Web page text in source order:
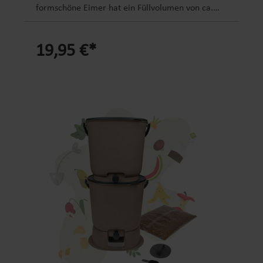
BESCHLEUNIGTER KOMPOSTIERVORGANG:
Effektive Mikroorganismen (EM) zersetzen schnell
Unser Bokashi Ferment reduziert bei der
Fermentation unangenehme Gerüche. Du kannst
damit Deinen Bokashi Eimer in der Küche stehen
lassen, ohne Sorge vor lästigen Fruchtfliegen
VERHINDERT SCHIMMELBILDUNG: Effektiver
Schutz vor Schimmelbildung: Die in unserer
Bokashi Kleie enthaltenen Mikroorganismen
verhindern das Wachstum von Schimmelpilzen
und tragen somit zu einem schimmelfreien
Umfeld bei VIELSEITIGE ANWENDUNG: Bokashi
formschöne Eimer hat ein Füllvolumen von ca.
sich die Abfälle einfach in dem Behälter mit
ermöglicht auch ein einfaches Auswischen mit
einem Tuch oder Küchenpapier. Produktdetails:
Material: Kunststoff PP, 100% recyceltes Material
Abmessung: 24 x 20,5 x 17 cm (L x B x H)
Füllvolumen: ca. 3,3 Liter Gewicht: ca. 0,3 kg
Farbe: hellgrau Produktinformationen: hergestellt
aus recyceltem Kunststoff einfach in der
Anwendung - praktische Ein-Hand-Bedienung
formschönes Design große Öffnung für einfaches
Befüllen und Entleeren einfache Reinigung in der
19,95 €*